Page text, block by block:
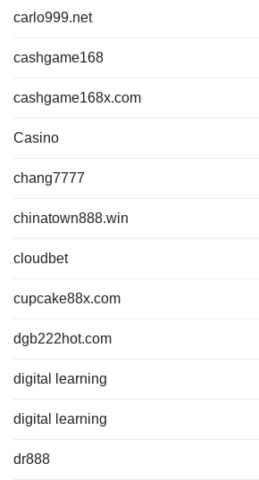
carlo999.net
cashgame168
cashgame168x.com
Casino
chang7777
chinatown888.win
cloudbet
cupcake88x.com
dgb222hot.com
digital learning
digital learning
dr888